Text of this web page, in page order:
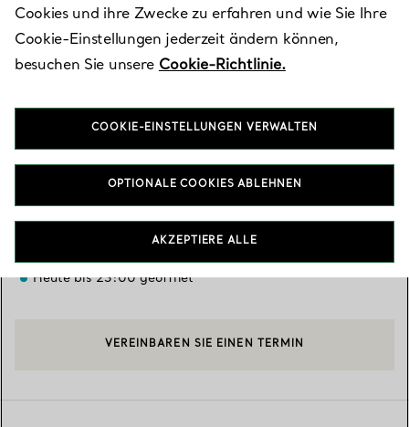
Dubai - Mall
of the
Emirates
Heute bis 23:00 geöffnet
VEREINBAREN SIE EINEN TERMIN
Cookies und ihre Zwecke zu erfahren und wie Sie Ihre
Cookie-Einstellungen jederzeit ändern können,
besuchen Sie unsere Cookie-Richtlinie.
COOKIE-EINSTELLUNGEN VERWALTEN
OPTIONALE COOKIES ABLEHNEN
AKZEPTIERE ALLE